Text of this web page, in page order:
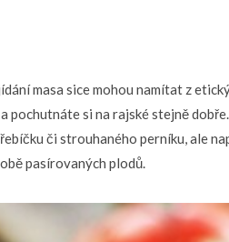
masa sice mohou namítat z
pochutnáte si na rajské stejně
či strouhaného perníku, ale
pasírovaných plodů.